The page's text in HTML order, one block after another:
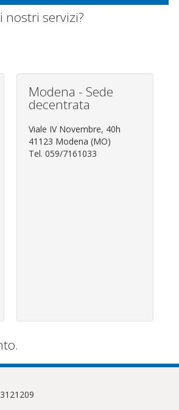
nostri servizi?
Modena - Sede
decentrata
Viale IV Novembre, 40h
41123 Modena (MO)
Tel. 059/7161033